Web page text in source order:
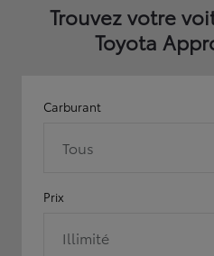
Trouvez votre
Toyota
Carburant
Tous
Prix
Illimité